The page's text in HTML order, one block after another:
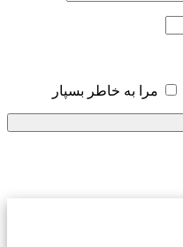
مرا به خاطر بسپار